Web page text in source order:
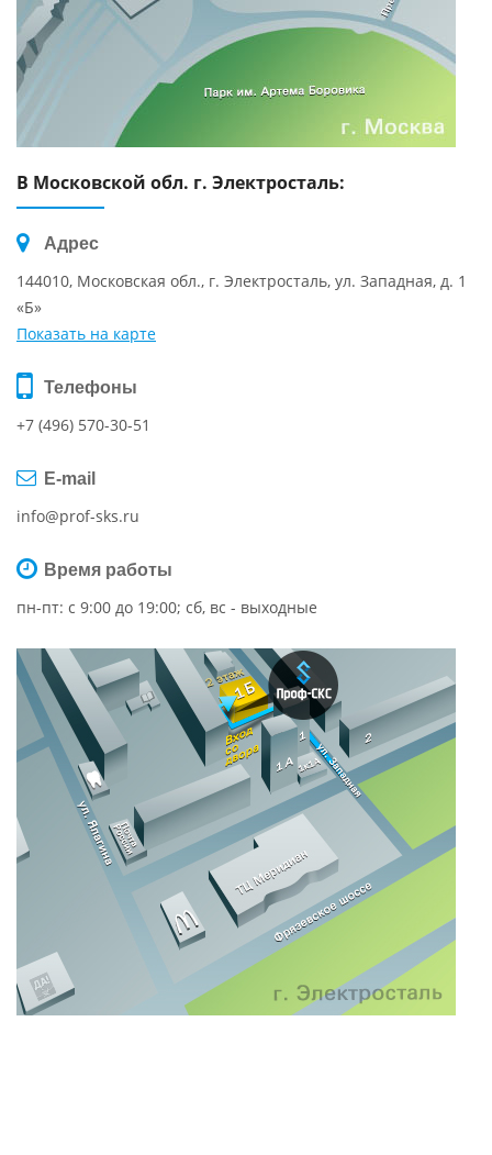
В Московской обл. г. Электросталь:
Адрес
144010, Московская обл., г. Электросталь, ул. Западная, д. 1
«Б»
Показать на карте
Телефоны
+7 (496) 570-30-51
E-mail
info@prof-sks.ru
Время работы
пн-пт: с 9:00 до 19:00; сб, вс - выходные